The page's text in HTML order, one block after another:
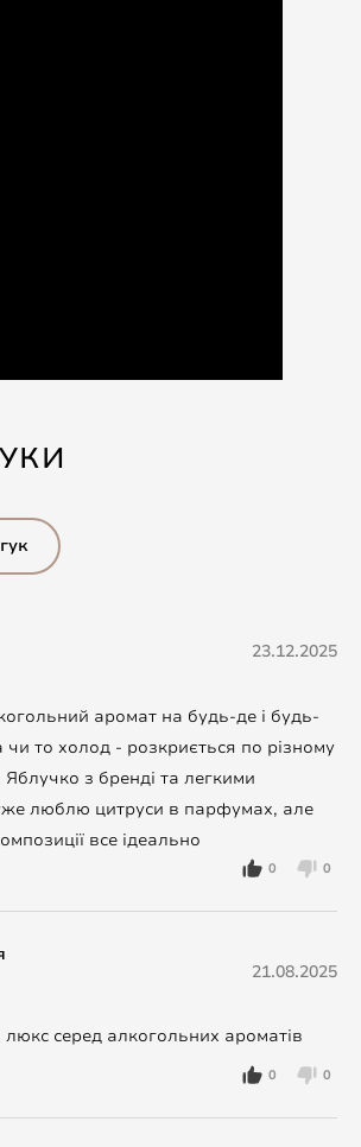
23.12.2025
аромат на будь-де і будь-
чи то холод - розкриється по різному
з бренді та легкими
люблю цитруси в парфумах, але
все ідеально
0 0
21.08.2025
серед алкогольних ароматів
0 0